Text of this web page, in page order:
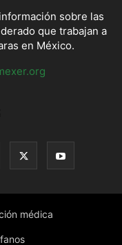
sobre las
que trabajan a
en México.
médica